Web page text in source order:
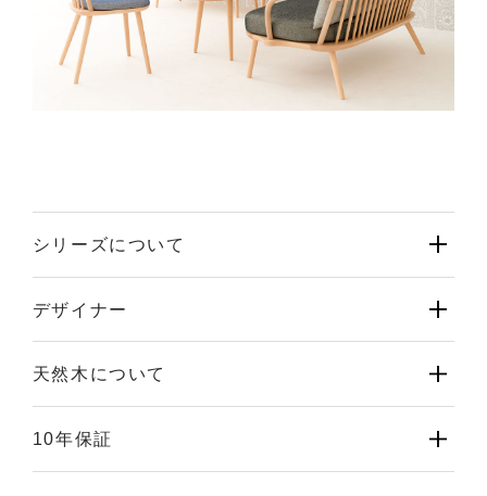
シリーズについて
デザイナー
天然木について
10年保証